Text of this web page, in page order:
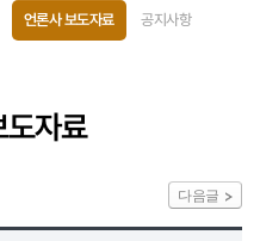
언론사 보도자료 공지사항
도자료
다음글